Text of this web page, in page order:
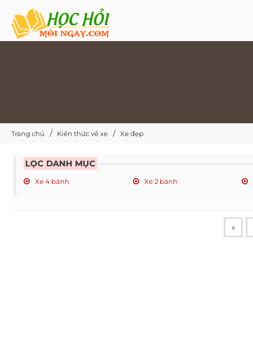
Trang chủ Kiến thức về xe Xe đẹp
LỌC DANH MỤC
Xe 4 bánh Xe 2 bánh
«